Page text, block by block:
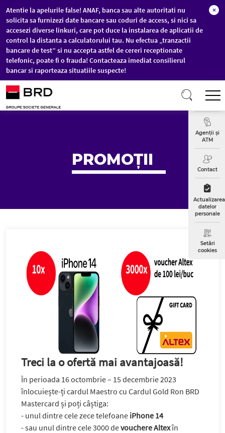
Sari la conținutul principal
Atentie la apelurile false! ANAF, banca sau alte autoritati nu
solicita sa furnizezi date bancare sau coduri de access, si nici sa
accesezi diverse linkuri, care pot duce la instalarea de aplicatii de
control la distanta a calculatorului tau. Nu efectua „tranzactii
bancare de test” si nu accepta astfel de cereri receptionate
telefonic, poate fi o frauda! Contacteaza imediat consilierul
bancar si raporteaza situatiile suspecte!
×
Curs
Agenții și
ATM
Contact
Actualizarea
datelor
personale
Setări
cookies
PROMOȚII
Treci la o ofertă mai avantajoasă!
În perioada 16 octombrie – 15 decembrie 2023
înlocuiește-ți cardul Maestro cu Cardul Gold Ron BRD
Mastercard și poți câștiga:
- unul dintre cele zece telefoane iPhone 14
- sau unul dintre cele 3000 devouchere Altexîn